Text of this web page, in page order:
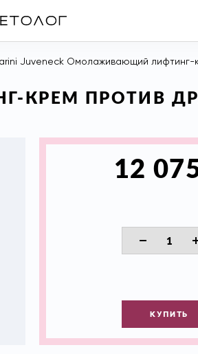
Juveneck Омолаживающий лифтинг-крем против
КРЕМ ПРОТИВ
12
КУПИТЬ